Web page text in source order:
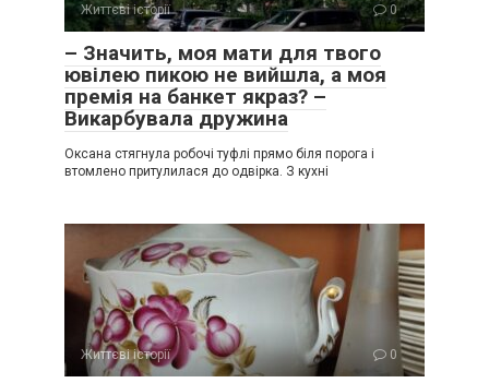
Життєві історії 0
– Значить, моя мати для твого
ювілею пикою не вийшла, а моя
премія на банкет якраз? –
Викарбувала дружина
Оксана стягнула робочі туфлі прямо біля порога і
втомлено притулилася до одвірка. З кухні
Життєві історії 0